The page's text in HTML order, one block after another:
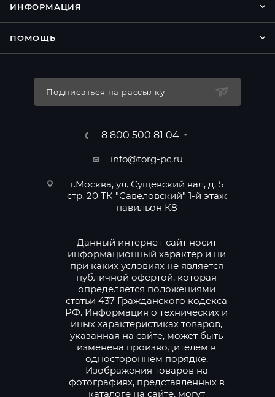
ИНФОРМАЦИЯ
ПОМОЩЬ
Подписаться на рассылку
8 800 500 81 04
info@torg-pc.ru
г.Москва, ул. Сущевский вал, д. 5
стр. 20 ТК "Савеловский" 1-й этаж
павильон К8
Данный интернет-сайт носит
информационный характер и ни
при каких условиях не является
публичной офертой, которая
определяется положениями
статьи 437 Гражданского кодекса
РФ. Информация о технических и
иных характеристиках товаров,
указанная на сайте, может быть
изменена производителем в
одностороннем порядке.
Изображения товаров на
фотографиях, представленных в
каталоге на сайте, могут